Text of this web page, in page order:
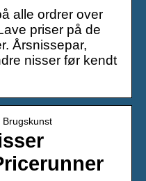
alle ordrer over
priser på de
Årsnissepar,
nisser før kendt
Brugskunst